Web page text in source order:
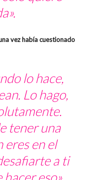
».
vez había cuestionado
lo hace,
Lo hago,
tener una
eres en el
a ti